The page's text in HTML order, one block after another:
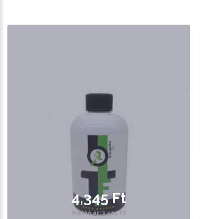
4,345 Ft
Nettó ár: 3,421 Ft